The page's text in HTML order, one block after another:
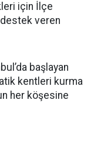
için İlçe
destek veren
başlayan
kentleri kurma
her köşesine